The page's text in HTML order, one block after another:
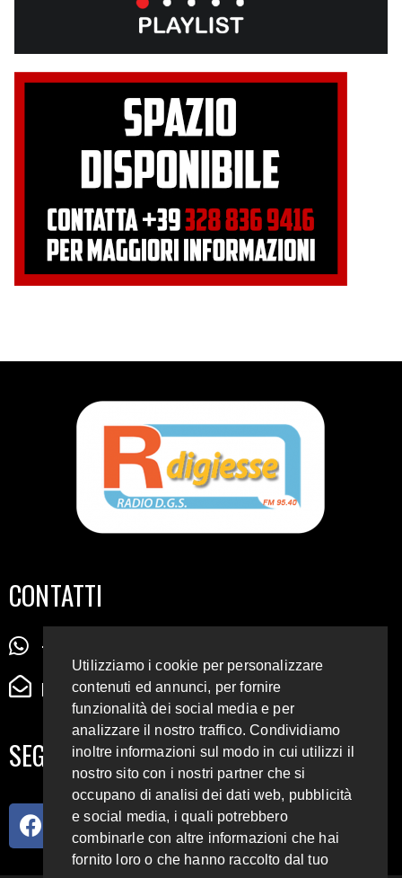
CONTATTI
+39 345 72 72 88 5
radiodigiesse@gmail.com
SEGUICI SUI SOCIAL
Utilizziamo i cookie per personalizzare
contenuti ed annunci, per fornire
funzionalità dei social media e per
analizzare il nostro traffico. Condividiamo
inoltre informazioni sul modo in cui utilizzi il
nostro sito con i nostri partner che si
occupano di analisi dei dati web, pubblicità
e social media, i quali potrebbero
combinarle con altre informazioni che hai
fornito loro o che hanno raccolto dal tuo